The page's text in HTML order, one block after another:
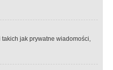
jak prywatne wiadomości,